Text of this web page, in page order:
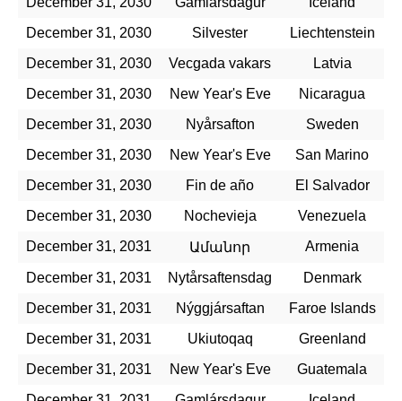
December 31, 2030
Silvester
Liechtenstein
December 31, 2030
Vecgada vakars
Latvia
December 31, 2030
New Year's Eve
Nicaragua
December 31, 2030
Nyårsafton
Sweden
December 31, 2030
New Year's Eve
San Marino
December 31, 2030
Fin de año
El Salvador
December 31, 2030
Nochevieja
Venezuela
December 31, 2031
Ամանոր Armenia
December 31, 2031 Nytårsaftensdag
Denmark
December 31, 2031
Nýggjársaftan
Faroe Islands
December 31, 2031
Ukiutoqaq
Greenland
December 31, 2031
New Year's Eve
Guatemala